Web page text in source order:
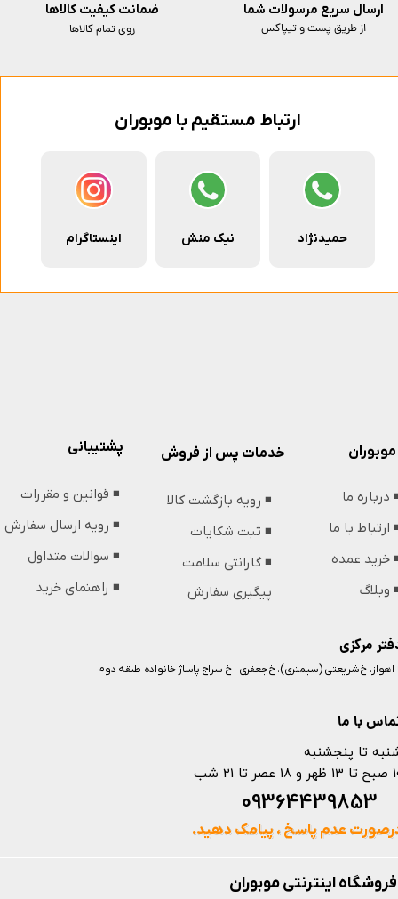
فروشگاه اینترنتی موبوران
ارتباط مستقیم با موبوران
حمیدنژاد نیک منش اینستاگرام
ارسال سریع مرسولات شما
از طریق پست و تیپاکس
ضمانت کیفیت کالاها
روی تمام کالاها
مرکزی
با ما
اهواز، خ شریعتی (سیمتری)، خ جعفری ، خ سراج پاساژ خانواده طبقه دوم
تا پنجشنبه
تا 21 شب
عدم پاسخ ، پیامک دهید.
پشتیبانی
◾️ قوانین و مقررات
◾️ رویه ارسال سفارش
◾️ سوالات متداول
◾️ راهنمای خرید
موبوران
درباره ما
ارتباط با ما
خرید عمده
وبلاگ
خدمات پس از فروش
◾️ رویه بازگشت کالا
◾️ ثبت شکایات
◾️ گارانتی سلامت
پیگیری سفارش